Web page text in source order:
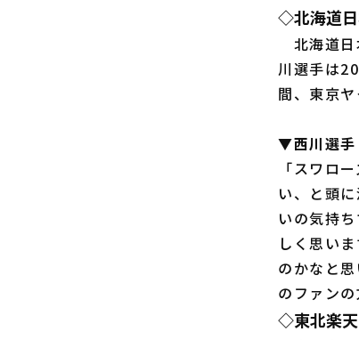
◇北海道
北海道日
川選手は
間、東京
▼西川選
「スワロ
い、と頭
いの気持
しく思い
のかなと
のファン
◇東北楽